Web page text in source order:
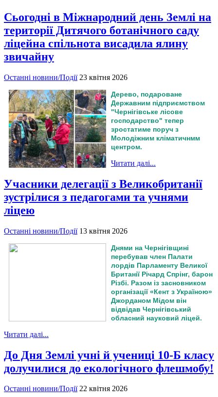
Сьогодні в Міжнародний день Землі на
території Дитячого ботанічного саду
ліцейна спільнота висадила ялину
звичайну
Останні новини/Події 23 квітня 2026
Дерево, подароване
Державним підприємством
"Чернігівське лісове
господарство" тепер
зростатиме поруч з
Молодіжним кліматичнмм
центром.
Читати далі...
Учасники делегації з Великобританії
зустрілися з педагогами та учнями
ліцею
Останні новини/Події 13 квітня 2026
Днями на Чернігівщині
перебував член Палати
лордів Парламенту Великої
Британії Річард Спрінг, барон
Різбі. Разом із засновником
організації «Кент з Україною»
Джорданом Мідом він
відвідав Чернігівський
обласний науковий ліцей.
Читати далі...
До Дня Землі учні й учениці 10-Б класу
долучилися до екологічного флешмобу!
Останні новини/Події 22 квітня 2026